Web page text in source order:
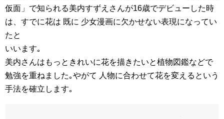
仮面」で知られる美内すずえさんが16歳でデビューした時
は、すでに花は 既に 少女漫画に欠かせない表現になってい
たと
いいます｡
美内さんはもっときれいに花を描きたいと植物図鑑などで
勉強を重ねました｡やがて 人物に合わせて花を変えるという
手法を確立します｡